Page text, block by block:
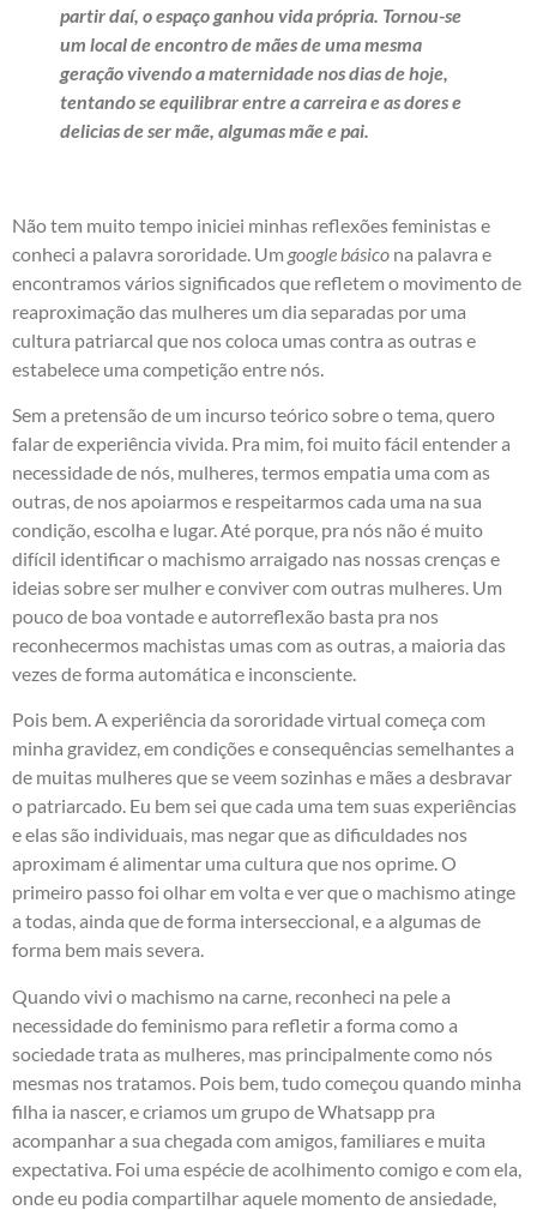
partir daí, o espaço ganhou vida própria. Tornou-se
um local de encontro de mães de uma mesma
geração vivendo a maternidade nos dias de hoje,
tentando se equilibrar entre a carreira e as dores e
delicias de ser mãe, algumas mãe e pai.
Não tem muito tempo iniciei minhas reflexões feministas e
conheci a palavra sororidade. Um google básico na palavra e
encontramos vários significados que refletem o movimento de
reaproximação das mulheres um dia separadas por uma
cultura patriarcal que nos coloca umas contra as outras e
estabelece uma competição entre nós.
Sem a pretensão de um incurso teórico sobre o tema, quero
falar de experiência vivida. Pra mim, foi muito fácil entender a
necessidade de nós, mulheres, termos empatia uma com as
outras, de nos apoiarmos e respeitarmos cada uma na sua
condição, escolha e lugar. Até porque, pra nós não é muito
difícil identificar o machismo arraigado nas nossas crenças e
ideias sobre ser mulher e conviver com outras mulheres. Um
pouco de boa vontade e autorreflexão basta pra nos
reconhecermos machistas umas com as outras, a maioria das
vezes de forma automática e inconsciente.
Pois bem. A experiência da sororidade virtual começa com
minha gravidez, em condições e consequências semelhantes a
de muitas mulheres que se veem sozinhas e mães a desbravar
o patriarcado. Eu bem sei que cada uma tem suas experiências
e elas são individuais, mas negar que as dificuldades nos
aproximam é alimentar uma cultura que nos oprime. O
primeiro passo foi olhar em volta e ver que o machismo atinge
a todas, ainda que de forma interseccional, e a algumas de
forma bem mais severa.
Quando vivi o machismo na carne, reconheci na pele a
necessidade do feminismo para refletir a forma como a
sociedade trata as mulheres, mas principalmente como nós
mesmas nos tratamos. Pois bem, tudo começou quando minha
filha ia nascer, e criamos um grupo de Whatsapp pra
acompanhar a sua chegada com amigos, familiares e muita
expectativa. Foi uma espécie de acolhimento comigo e com ela,
onde eu podia compartilhar aquele momento de ansiedade,